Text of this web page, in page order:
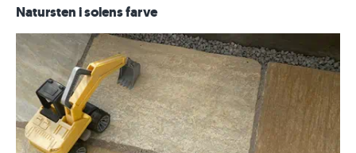
Natursten i solens farve